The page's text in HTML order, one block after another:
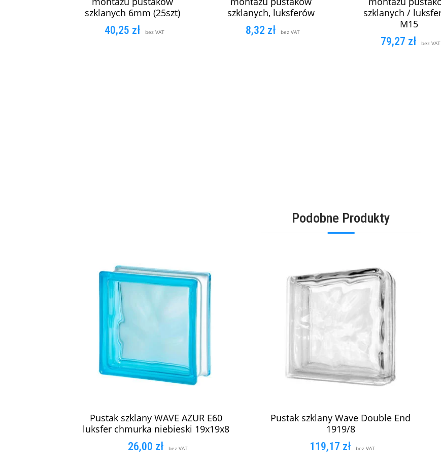
szklanych 6mm (25szt)
40,25 zł bez VAT
szklanych, luksferów
8,32 zł bez VAT
szklanych /
M15
79,27 zł bez VAT
Podobne Produkty
Pustak szklany WAVE AZUR E60
luksfer chmurka niebieski 19x19x8
26,00 zł bez VAT
Pustak szklany Wave Double End
1919/8
119,17 zł bez VAT